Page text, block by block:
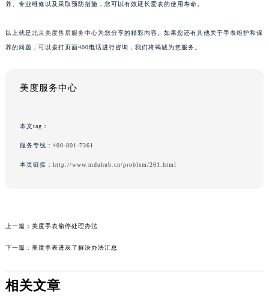
养、专业维修以及采取预防措施，您可以有效延长爱表的使用寿命。
以上就是北京美度售后服务中心为您分享的精彩内容。如果您还有其他关于手表维护和保
养的问题，可以拨打页面400电话进行咨询，我们将竭诚为您服务。
美度服务中心
本文tag：
服务专线： 400-801-7361
本页链接： http://www.mduhub.cn/problem/261.html
上一篇： 美度手表偷停处理办法
下一篇： 美度手表进灰了解决办法汇总
相关文章